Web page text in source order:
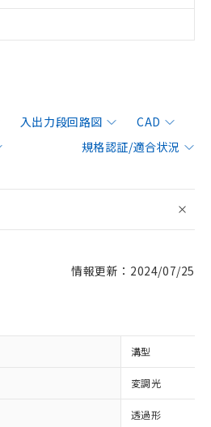
入出力段回路図
CAD
規格認証/適合状況
情報更新：2024/07/25
溝型
変調光
透過形